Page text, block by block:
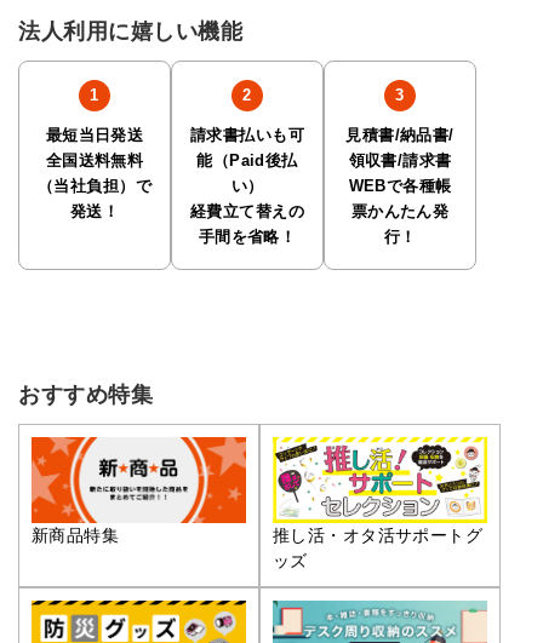
法人利用に嬉しい機能
最短当日発送
全国送料無料
（当社負担）で
発送！
請求書払いも可
能（Paid後払
い）
経費立て替えの
手間を省略！
見積書/納品書/
領収書/請求書
WEBで各種帳
票かんたん発
行！
おすすめ特集
新商品特集
推し活・オタ活サポートグ
ッズ